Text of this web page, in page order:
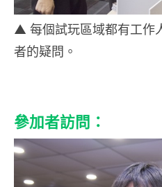
▲ 每個試玩區域都有工作
者的疑問。
參加者訪問：